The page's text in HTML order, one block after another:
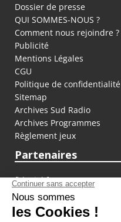
Dossier de presse
QUI SOMMES-NOUS ?
Comment nous rejoindre ?
Publicité
Mentions Légales
CGU
Politique de confidentialité
Sitemap
Archives Sud Radio
Archives Programmes
Règlement jeux
Partenaires
fiducial.fr
lyoncapitale.fr
olympique-et-lyonnais.com